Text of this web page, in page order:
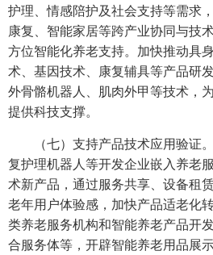
护理、情感陪护及社会支持等需求
康复、智能家居等跨产业协同与技
方位智能化养老支持。加快推动具
术、基因技术、康复辅具等产品研
外骨骼机器人、肌肉外甲等技术，
提供科技支撑。
（七）支持产品技术应用验证
复护理机器人等开发企业嵌入养老
术新产品，通过服务共享、设备租
老年用户体验感，加快产品适老化
类养老服务机构和智能养老产品开
合服务体等，开辟智能养老用品展